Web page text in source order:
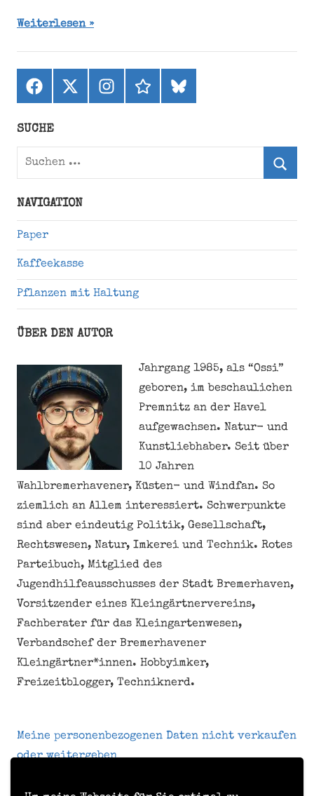
Weiterlesen
Facebook
X
(ehemals
Instagramthreadsbluesky
SUCHE
Suchen
NAVIGATION
Paper
Kaffeekasse
Pflanzen mit Haltung
ÜBER DEN AUTOR
Jahrgang 1985, als “Ossi”
geboren, im beschaulichen
Premnitz an der Havel
aufgewachsen. Natur- und
Kunstliebhaber. Seit über
10 Jahren
Wahlbremerhavener, Küsten- und Windfan. So
ziemlich an Allem interessiert. Schwerpunkte
sind aber eindeutig Politik, Gesellschaft,
Rechtswesen, Natur, Imkerei und Technik. Rotes
Parteibuch, Mitglied des
Jugendhilfeausschusses der Stadt Bremerhaven,
Vorsitzender eines Kleingärtnervereins,
Fachberater für das Kleingartenwesen,
Verbandschef der Bremerhavener
Kleingärtner*innen. Hobbyimker,
Freizeitblogger, Techniknerd.
Meine personenbezogenen Daten nicht verkaufen
oder weitergeben